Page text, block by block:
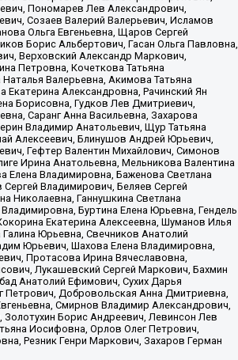
Пономарев Лев Александрович,
Созаев Валерий Валерьевич, Исламов
Ольга Евгеньевна, Щаров Сергей
Борис Альбертович, Гасан Ольга Павловна,
Верховский Александр Маркович,
Петровна, Кочеткова Татьяна
Валерьевна, Акимова Татьяна
Екатерина Александровна, Рачинский Ян
Борисовна, Гудков Лев Дмитриевич,
Саранг Анна Васильевна, Захарова
Владимир Анатольевич, Щур Татьяна
Алексеевич, Блинушов Андрей Юрьевич,
Гефтер Валентин Михайлович, Симонов
Ирина Анатольевна, Мельникова Валентина
Елена Владимировна, Баженова Светлана
Владимирович, Беляев Сергей
Николаевна, Ганнушкина Светлана
Буртина Елена Юрьевна, Гендель
Екатерина Алексеевна, Шуманов Илья
Юрьевна, Свечников Анатолий
Юрьевич, Шахова Елена Владимировна,
Протасова Ирина Вячеславовна,
Лукашевский Сергей Маркович, Бахмин
Анатолий Ефимович, Сухих Дарья
Петрович, Добровольская Анна Дмитриевна,
Смирнов Владимир Александрович,
Золотухин Борис Андреевич, Левинсон Лев
Иосифовна, Орлов Олег Петрович,
Резник Генри Маркович, Захаров Герман